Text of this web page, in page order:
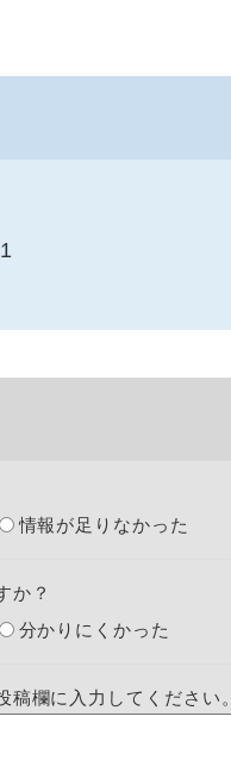
情報が足りなかった
か？
分かりにくかった
欄に入力してください。